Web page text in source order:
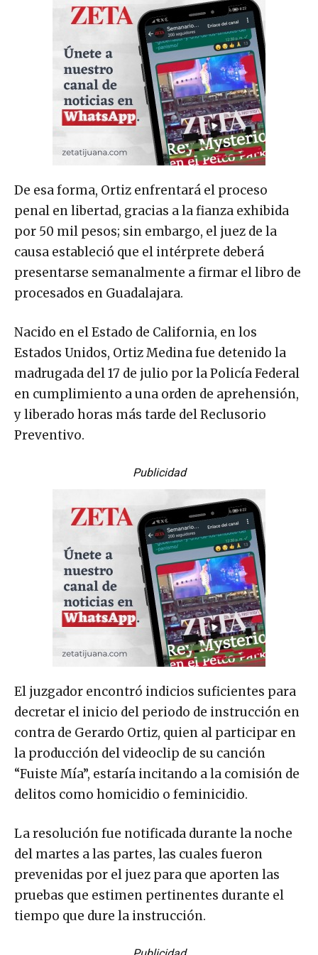
De esa forma, Ortiz enfrentará el proceso
penal en libertad, gracias a la fianza exhibida
por 50 mil pesos; sin embargo, el juez de la
causa estableció que el intérprete deberá
presentarse semanalmente a firmar el libro de
procesados en Guadalajara.
Nacido en el Estado de California, en los
Estados Unidos, Ortiz Medina fue detenido la
madrugada del 17 de julio por la Policía Federal
en cumplimiento a una orden de aprehensión,
y liberado horas más tarde del Reclusorio
Preventivo.
Publicidad
El juzgador encontró indicios suficientes para
decretar el inicio del periodo de instrucción en
contra de Gerardo Ortiz, quien al participar en
la producción del videoclip de su canción
“Fuiste Mía”, estaría incitando a la comisión de
delitos como homicidio o feminicidio.
La resolución fue notificada durante la noche
del martes a las partes, las cuales fueron
prevenidas por el juez para que aporten las
pruebas que estimen pertinentes durante el
tiempo que dure la instrucción.